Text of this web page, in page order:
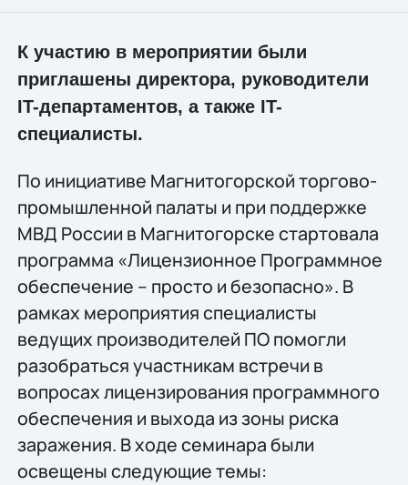
К участию в мероприятии были
приглашены директора, руководители
IT-департаментов, а также IT-
специалисты.
По инициативе Магнитогорской торгово-
промышленной палаты и при поддержке
МВД России в Магнитогорске стартовала
программа «Лицензионное Программное
обеспечение – просто и безопасно». В
рамках мероприятия специалисты
ведущих производителей ПО помогли
разобраться участникам встречи в
вопросах лицензирования программного
обеспечения и выхода из зоны риска
заражения. В ходе семинара были
освещены следующие темы: